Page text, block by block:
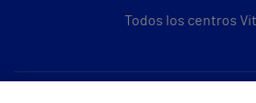
Todos los centros